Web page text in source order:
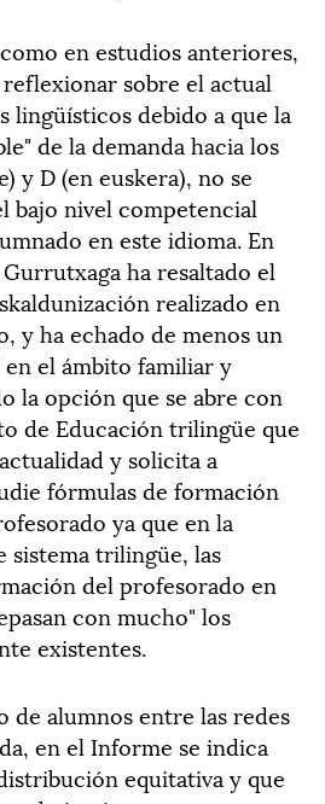
en estudios anteriores,
sobre el actual
lingüísticos debido a que la
de la demanda hacia los
y D (en euskera), no se
bajo nivel competencial
en este idioma. En
ha resaltado el
realizado en
y ha echado de menos un
el ámbito familiar y
la opción que se abre con
de Educación trilingüe que
y solicita a
fórmulas de formación
ya que en la
sistema trilingüe, las
del profesorado en
con mucho" los
existentes.
de alumnos entre las redes
en el Informe se indica
equitativa y que